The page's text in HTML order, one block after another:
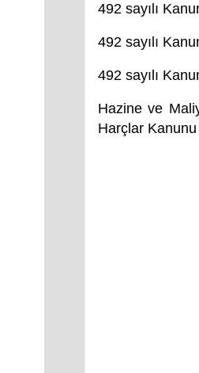
492 sayılı
492 sayılı
492 sayılı
Hazine ve
Harçlar